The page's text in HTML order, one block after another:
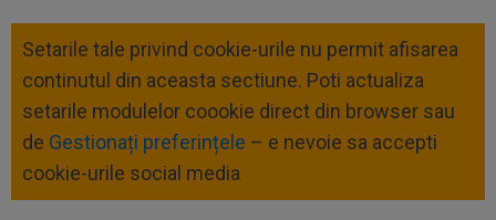
Setarile tale privind cookie-urile nu permit afisarea
continutul din aceasta sectiune. Poti actualiza
setarile modulelor coookie direct din browser sau
de Gestionați preferințele – e nevoie sa accepti
cookie-urile social media